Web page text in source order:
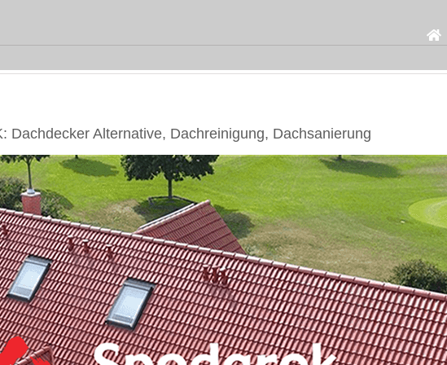
Alternative, Dachreinigung, Dachsanierung